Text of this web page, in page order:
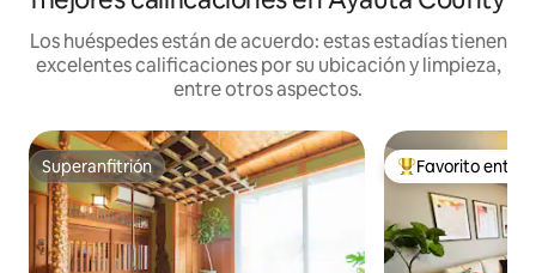
Los huéspedes están de acuerdo: estas estadías tienen
excelentes calificaciones por su ubicación y limpieza,
entre otros aspectos.
Superanfitrión
Superanfitrión Favorito entre
Favorito entre